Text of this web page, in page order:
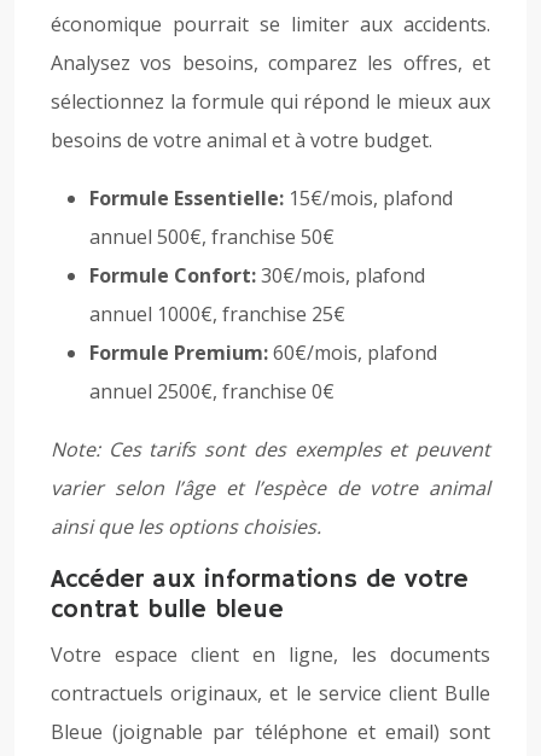
économique pourrait se limiter aux accidents.
Analysez vos besoins, comparez les offres, et
sélectionnez la formule qui répond le mieux aux
besoins de votre animal et à votre budget.
Formule Essentielle: 15€/mois, plafond
annuel 500€, franchise 50€
Formule Confort:30€/mois, plafond
annuel 1000€, franchise 25€
Formule Premium:60€/mois, plafond
annuel 2500€, franchise 0€
Note: Ces tarifs sont des exemples et peuvent
varier selon l’âge et l’espèce de votre animal
ainsi que les options choisies.
Accéder aux informations de votre
contrat bulle bleue
Votre espace client en ligne, les documents
contractuels originaux, et le service client Bulle
Bleue (joignable par téléphone et email) sont